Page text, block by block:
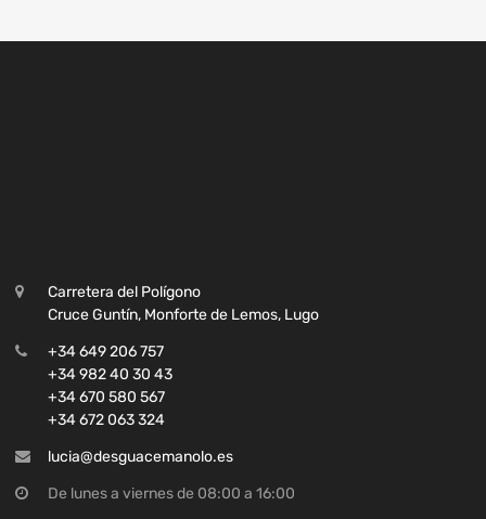
Carretera del Polígono
Cruce Guntín, Monforte de Lemos, Lugo
+34 649 206 757
+34 982 40 30 43
+34 670 580 567
+34 672 063 324
lucia@desguacemanolo.es
De lunes a viernes de 08:00 a 16:00